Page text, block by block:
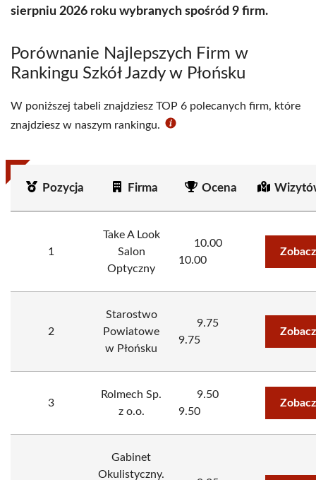
sierpniu 2026 roku wybranych spośród 9 firm.
Porównanie Najlepszych Firm w
Rankingu Szkół Jazdy w Płońsku
W poniższej tabeli znajdziesz TOP 6 polecanych firm, które
znajdziesz w naszym rankingu.
Pozycja Firma Ocena
1
Take A Look
Salon
Optyczny
10.00
10.00
2
Starostwo
Powiatowe
w Płońsku
9.75
9.75
3
Rolmech Sp.
z o.o.
9.50
9.50
Gabinet
Okulistyczny.